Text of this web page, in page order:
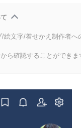
絵文字/着せかえ制作者
ら確認することができ